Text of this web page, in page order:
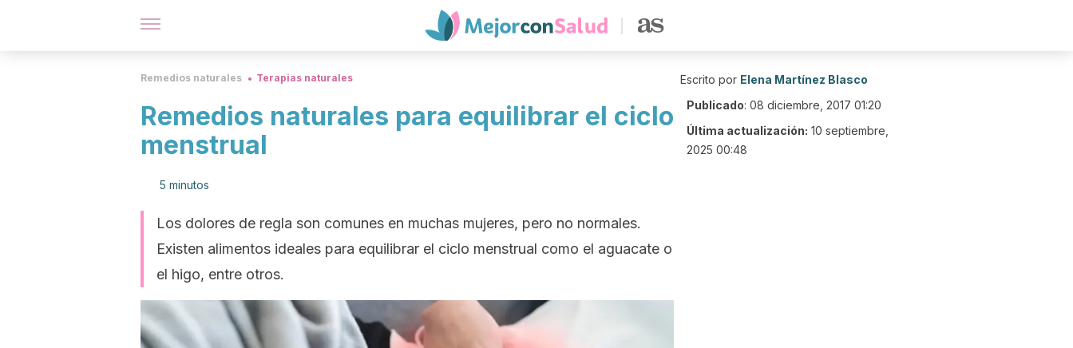
Remedios naturales Terapias naturales
Remedios naturales para equilibrar el ciclo
menstrual
5 minutos
Los dolores de regla son comunes en muchas mujeres, pero no normales.
Existen alimentos ideales para equilibrar el ciclo menstrual como el aguacate o
el higo, entre otros.
Escrito por Elena Martínez Blasco
Publicado: 08 diciembre, 2017 01:20
Última actualización: 10 septiembre,
2025 00:48